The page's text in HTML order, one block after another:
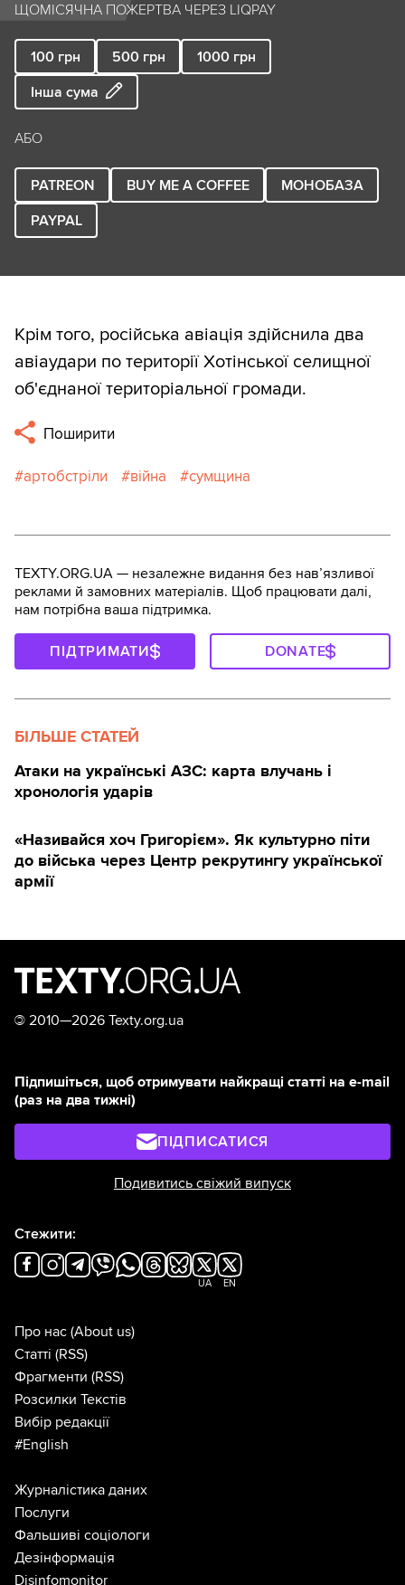
ЩОМІСЯЧНА ПОЖЕРТВА ЧЕРЕЗ LIQPAY
100 грн 500 грн 1000 грн
Інша сума
АБО
PATREON BUY ME A COFFEE
МОНОБАЗА
PAYPAL
Крім того, російська авіація здійснила два
авіаудари по території Хотінської селищної
об'єднаної територіальної громади.
Поширити
артобстріли війна сумщина
TEXTY.ORG.UA — незалежне видання без навʼязливої
реклами й замовних матеріалів. Щоб працювати далі,
нам потрібна ваша підтримка.
ПІДТРИМАТИ DONATE
БІЛЬШЕ СТАТЕЙ
Атаки на українські АЗС: карта влучань і
хронологія ударів
«Називайся хоч Григорієм». Як культурно піти
до війська через Центр рекрутингу української
армії
© 2010—2026 Texty.org.ua
Підпишіться, щоб отримувати найкращі статті на e-mail
(раз на два тижні)
ПІДПИСАТИСЯ
Подивитись свіжий випуск
Стежити:
UA EN
Про нас (About us)
Статті (RSS)
Фрагменти (RSS)
Розсилки Текстів
Вибір редакції
#English
Журналістика даних
Послуги
Фальшиві соціологи
Дезінформація
Disinfomonitor